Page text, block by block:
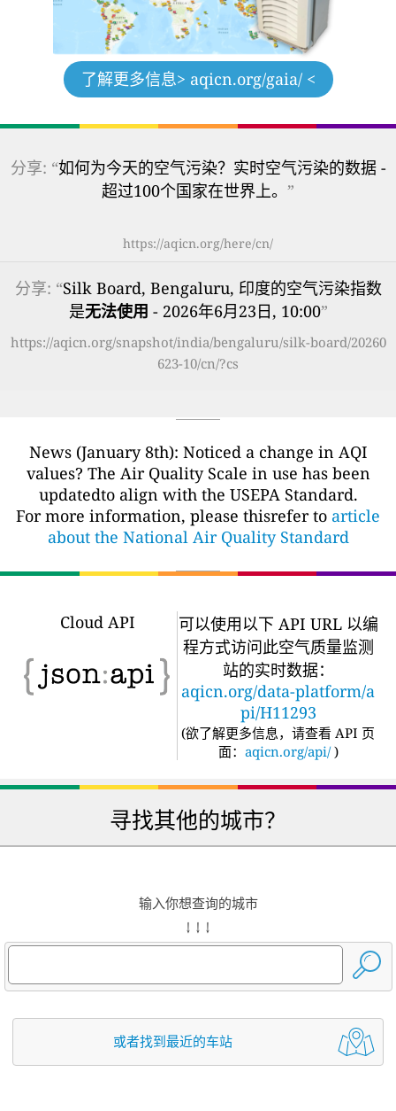
了解更多信息> aqicn.org/gaia/ <
分享: “如何为今天的空气污染？实时空气污染的数据 -
超过100个国家在世界上。 ”
https://aqicn.org/here/cn/
分享: “Silk Board, Bengaluru, 印度的空气污染指数
是无法使用 - 2026年6月23日, 10:00”
https://aqicn.org/snapshot/india/bengaluru/silk-board/20260
623-10/cn/?cs
News (January 8th): Noticed a change in AQI
values? The Air Quality Scale in use has been
updatedto align with the USEPA Standard.
For more information, please thisrefer to article
about the National Air Quality Standard
Cloud API
可以使用以下 API URL 以编
程方式访问此空气质量监测
站的实时数据：
aqicn.org/data-platform/a
pi/H11293
(欲了解更多信息，请查看 API 页
面： aqicn.org/api/ )
寻找其他的城市？
输入你想查询的城市
↓ ↓ ↓
或者找到最近的车站